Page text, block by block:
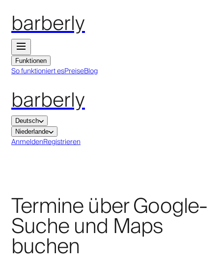
barberly
Funktionen
So funktioniert esPreiseBlog
barberly
Deutsch
Niederlande
AnmeldenRegistrieren
Termine über Google-
Suche und Maps
buchen